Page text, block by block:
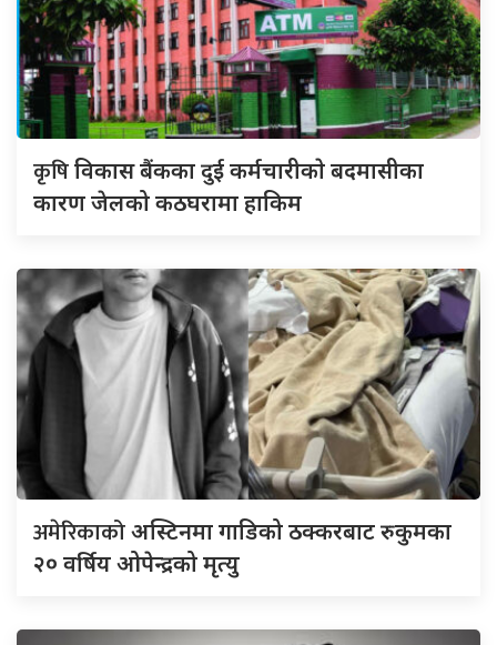
कृषिविकास बैंकका दुई कर्मचारीकाे बदमासीका
कारण जेलको कठघरामा हाकिम
अमेरिकाकोअस्टिनमा गाडिको ठक्करबाट रुकुमका
२० वर्षिय ओपेन्द्रको मृत्यु